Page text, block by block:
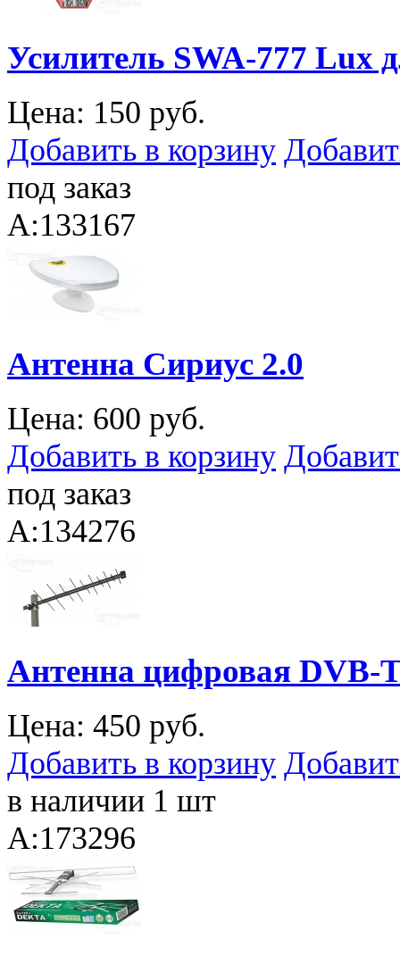
Усилитель SWA-777 Lux
Цена: 150 руб.
Добавить в корзину
под заказ
A:133167
Антенна Сириус 2.0
Цена: 600 руб.
Добавить в корзину
под заказ
A:134276
Антенна цифровая DVB-
Цена: 450 руб.
Добавить в корзину
в наличии 1 шт
A:173296